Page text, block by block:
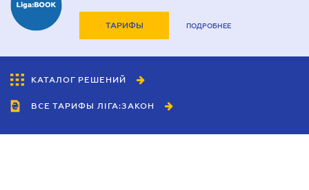
ТАРИФЫ ПОДРОБНЕЕ
КАТАЛОГ РЕШЕНИЙ
ВСЕ ТАРИФЫ ЛІГА:ЗАКОН